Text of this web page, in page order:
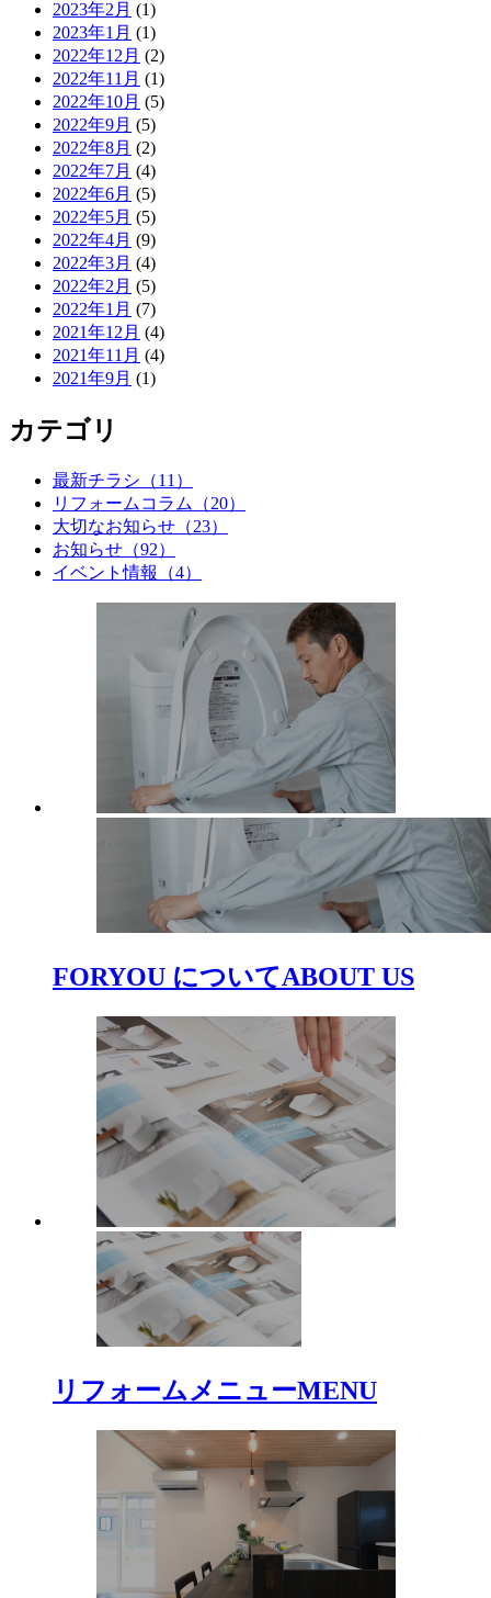
2023年2月 (1)
2023年1月 (1)
2022年12月 (2)
2022年11月 (1)
2022年10月 (5)
2022年9月 (5)
2022年8月 (2)
2022年7月 (4)
2022年6月 (5)
2022年5月 (5)
2022年4月 (9)
2022年3月 (4)
2022年2月 (5)
2022年1月 (7)
2021年12月 (4)
2021年11月 (4)
2021年9月 (1)
カテゴリ
最新チラシ（11）
リフォームコラム（20）
大切なお知らせ（23）
お知らせ（92）
イベント情報（4）
FORYOU についてABOUT US
リフォームメニューMENU